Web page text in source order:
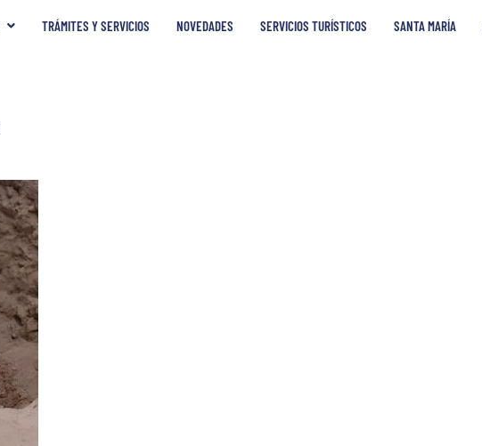
TRÁMITES Y SERVICIOS NOVEDADES SERVICIOS TURÍSTICOS SANTA MARÍA